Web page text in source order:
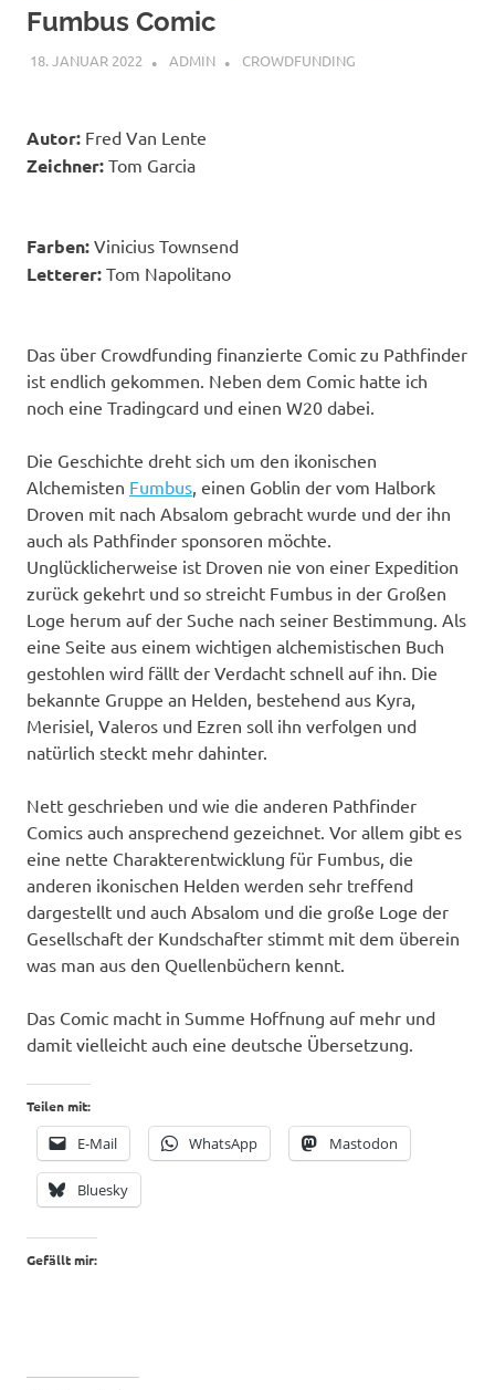
Fumbus Comic
18. JANUAR 2022 ADMIN CROWDFUNDING
Autor: Fred Van Lente
Zeichner: Tom Garcia
Farben: Vinicius Townsend
Letterer: Tom Napolitano
Das über Crowdfunding finanzierte Comic zu Pathfinder
ist endlich gekommen. Neben dem Comic hatte ich
noch eine Tradingcard und einen W20 dabei.
Die Geschichte dreht sich um den ikonischen
Alchemisten Fumbus , einen Goblin der vom Halbork
Droven mit nach Absalom gebracht wurde und der ihn
auch als Pathfinder sponsoren möchte.
Unglücklicherweise ist Droven nie von einer Expedition
zurück gekehrt und so streicht Fumbus in der Großen
Loge herum auf der Suche nach seiner Bestimmung. Als
eine Seite aus einem wichtigen alchemistischen Buch
gestohlen wird fällt der Verdacht schnell auf ihn. Die
bekannte Gruppe an Helden, bestehend aus Kyra,
Merisiel, Valeros und Ezren soll ihn verfolgen und
natürlich steckt mehr dahinter.
Nett geschrieben und wie die anderen Pathfinder
Comics auch ansprechend gezeichnet. Vor allem gibt es
eine nette Charakterentwicklung für Fumbus, die
anderen ikonischen Helden werden sehr treffend
dargestellt und auch Absalom und die große Loge der
Gesellschaft der Kundschafter stimmt mit dem überein
was man aus den Quellenbüchern kennt.
Das Comic macht in Summe Hoffnung auf mehr und
damit vielleicht auch eine deutsche Übersetzung.
Teilen mit:
E-Mail WhatsApp Mastodon
Bluesky
Gefällt mir: